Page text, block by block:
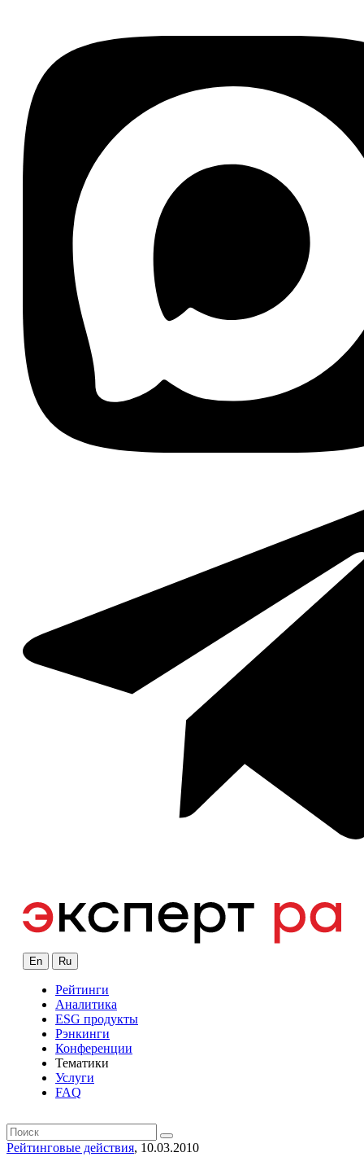
En Ru
Рейтинги
Аналитика
ESG продукты
Рэнкинги
Конференции
Тематики
Услуги
FAQ
Рейтинговые действия, 10.03.2010